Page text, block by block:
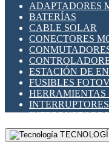
ADAPTADORES
BATERÍAS
CABLE SOLAR
CONECTORES
ESTACIÓN DE
FUSIBLES
HERRAMIENTAS
MONTAJE PANEL